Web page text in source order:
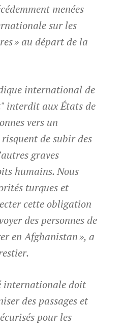
menées
sur les
» au départ de la
international de
interdit aux États de
vers un
de subir des
graves
humains. Nous
turques et
cette obligation
des personnes de
en Afghanistan », a
internationale doit
des passages et
pour les